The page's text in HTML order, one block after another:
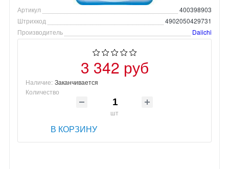
Артикул
400398903
Штрихкод
4902050429731
Производитель
Daiichi
3 342 руб
Наличие: Заканчивается
Количество
шт
В КОРЗИНУ